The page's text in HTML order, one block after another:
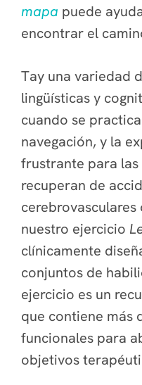
mapa puede
encontrar el
Tay una variedad
lingüísticas y
cuando se
navegación, y la
frustrante para las
recuperan de
cerebrovasculares
nuestro ejercicio
clínicamente
conjuntos de
ejercicio es un
que contiene más
funcionales para
objetivos